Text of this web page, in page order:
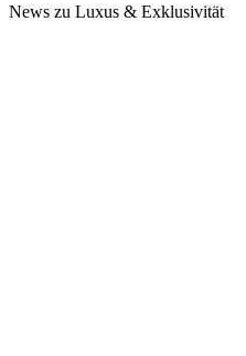
News zu Luxus & Exklusivität